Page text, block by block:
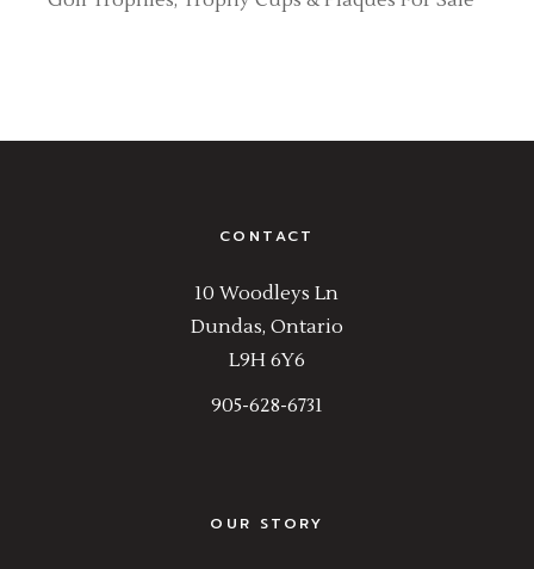
CONTACT
10 Woodleys Ln
Dundas, Ontario
L9H 6Y6
905-628-6731
OUR STORY